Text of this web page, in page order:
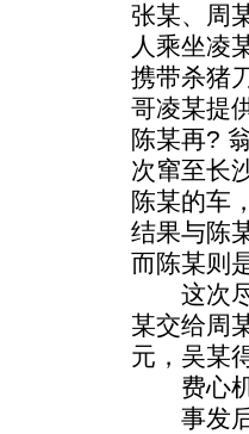
张某、周
人乘坐凌
携带杀猪
哥凌某提
陈某再?
次窜至长
陈某的车
结果与陈
而陈某则
这次尽
某交给周
元，吴某
费心机
事发后